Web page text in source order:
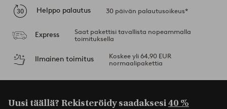
Helppo palautus 30 päivän palautusoikeus*
Express
Saat pakettisi tavallista nopeammalla
toimituksella
Ilmainen toimitus
Koskee yli 64,90 EUR
normaalipakettia
Uusi täällä? Rekisteröidy saadaksesi40 %